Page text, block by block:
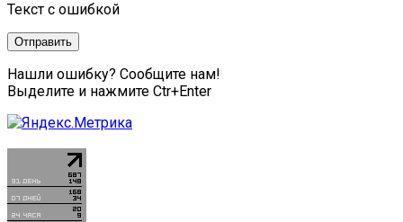
Текст с ошибкой
Нашли ошибку? Сообщите нам!
Выделите и нажмите Ctr+Enter